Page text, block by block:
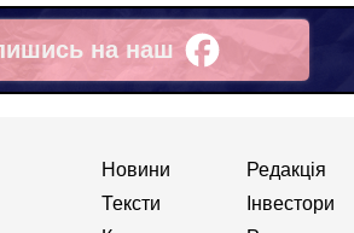
на наш
Новини
Тексти
Редакція
Інвестори